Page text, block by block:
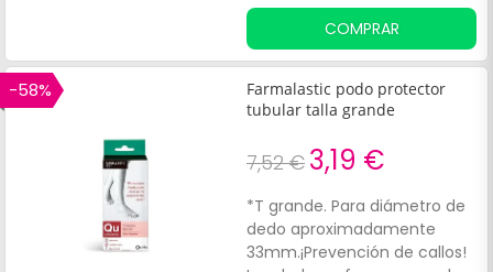
COMPRAR
-58%
Farmalastic podo protector
tubular talla grande
7,52 € 3,19 €
*T grande. Para diámetro de
dedo aproximadamente
33mm.¡Prevención de callos!